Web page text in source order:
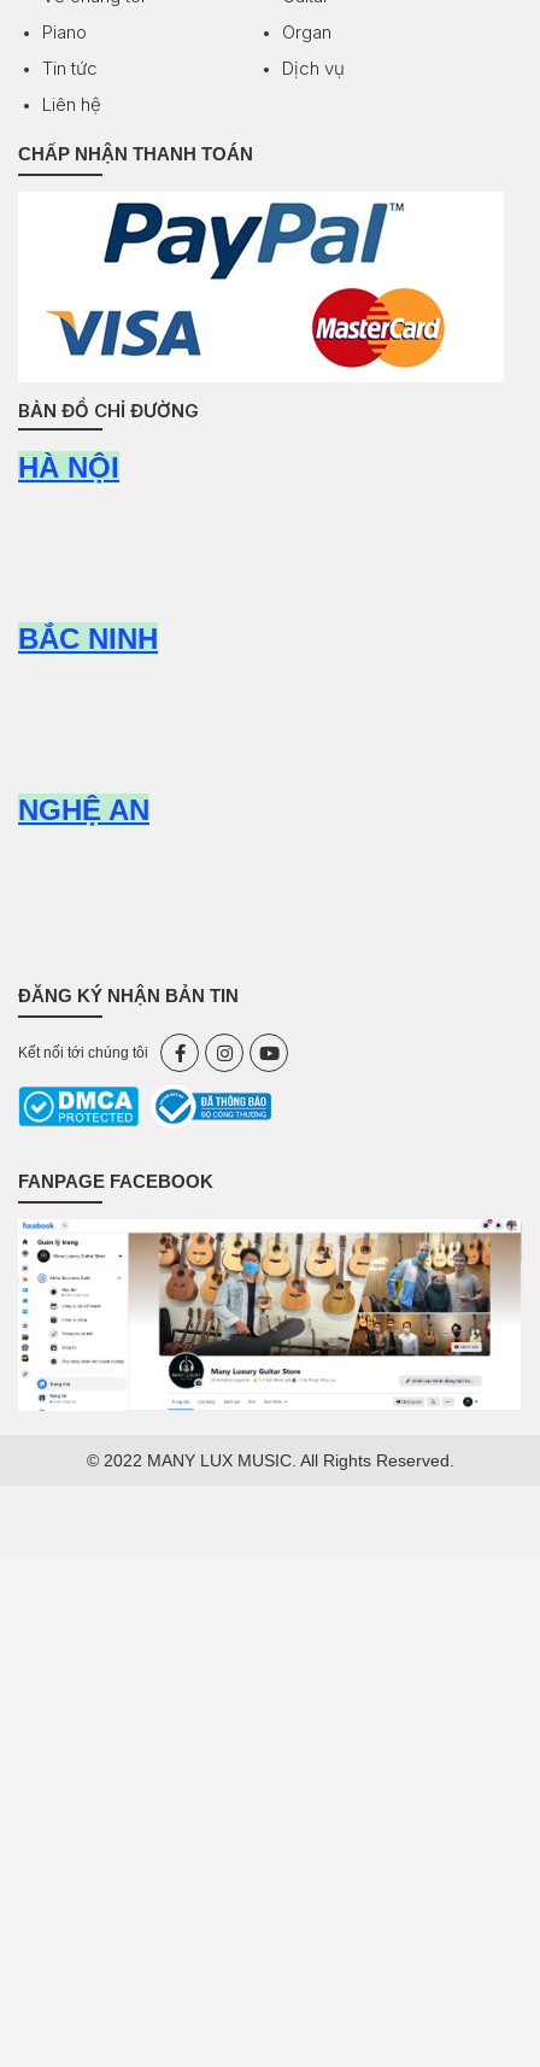
Piano
Organ
Tin tức
Dịch vụ
Liên hệ
CHẤP NHẬN THANH TOÁN
BẢN ĐỒ CHỈ ĐƯỜNG
HÀ NỘI
BẮC NINH
NGHỆ AN
ĐĂNG KÝ NHẬN BẢN TIN
Kết nối tới chúng tôi
FANPAGE FACEBOOK
© 2022 MANY LUX MUSIC. All Rights Reserved.